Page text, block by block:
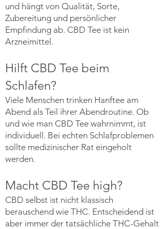
und hängt von Qualität, Sorte,
Zubereitung und persönlicher
Empfindung ab. CBD Tee ist kein
Arzneimittel.
Hilft CBD Tee beim
Schlafen?
Viele Menschen trinken Hanftee am
Abend als Teil ihrer Abendroutine. Ob
und wie man CBD Tee wahrnimmt, ist
individuell. Bei echten Schlafproblemen
sollte medizinischer Rat eingeholt
werden.
Macht CBD Tee high?
CBD selbst ist nicht klassisch
berauschend wie THC. Entscheidend ist
aber immer der tatsächliche THC-Gehalt